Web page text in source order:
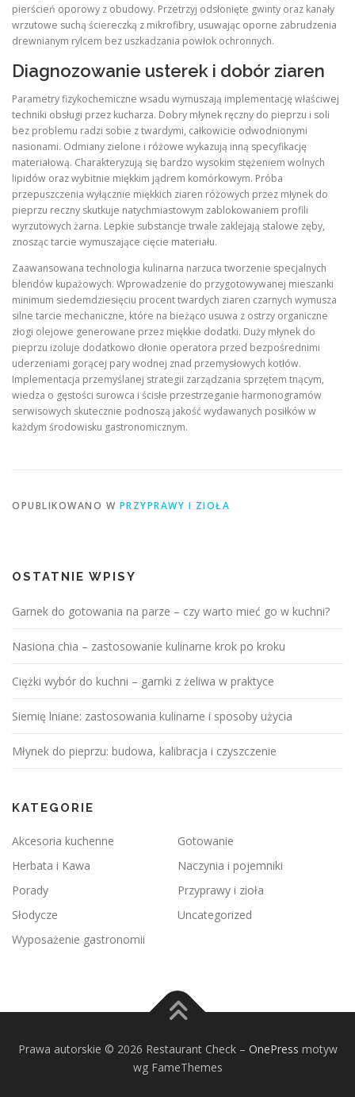
pierścień oporowy z obudowy. Przetrzyj odsłonięte gwinty oraz kanały
wrzutowe suchą ściereczką z mikrofibry, usuwając oporne zabrudzenia
drewnianym rylcem bez uszkadzania powłok ochronnych.
Diagnozowanie usterek i dobór ziaren
Parametry fizykochemiczne wsadu wymuszają implementację właściwej
techniki obsługi przez kucharza. Dobry młynek ręczny do pieprzu i soli
bez problemu radzi sobie z twardymi, całkowicie odwodnionymi
nasionami. Odmiany zielone i różowe wykazują inną specyfikację
materiałową. Charakteryzują się bardzo wysokim stężeniem wolnych
lipidów oraz wybitnie miękkim jądrem komórkowym. Próba
przepuszczenia wyłącznie miękkich ziaren różowych przez młynek do
pieprzu reczny skutkuje natychmiastowym zablokowaniem profili
wyrzutowych żarna. Lepkie substancje trwale zaklejają stalowe zęby,
znosząc tarcie wymuszające cięcie materiału.
Zaawansowana technologia kulinarna narzuca tworzenie specjalnych
blendów kupażowych. Wprowadzenie do przygotowywanej mieszanki
minimum siedemdziesięciu procent twardych ziaren czarnych wymusza
silne tarcie mechaniczne, które na bieżąco usuwa z ostrzy organiczne
złogi olejowe generowane przez miękkie dodatki. Duży młynek do
pieprzu izoluje dodatkowo dłonie operatora przed bezpośrednimi
uderzeniami gorącej pary wodnej znad przemysłowych kotłów.
Implementacja przemyślanej strategii zarządzania sprzętem tnącym,
wiedza o gęstości surowca i ścisłe przestrzeganie harmonogramów
serwisowych skutecznie podnoszą jakość wydawanych posiłków w
każdym środowisku gastronomicznym.
OPUBLIKOWANO W PRZYPRAWY I ZIOŁA
OSTATNIE WPISY
Garnek do gotowania na parze – czy warto mieć go w kuchni?
Nasiona chia – zastosowanie kulinarne krok po kroku
Ciężki wybór do kuchni – garnki z żeliwa w praktyce
Siemię lniane: zastosowania kulinarne i sposoby użycia
Młynek do pieprzu: budowa, kalibracja i czyszczenie
KATEGORIE
Akcesoria kuchenne
Gotowanie
Herbata i Kawa
Naczynia i pojemniki
Porady
Przyprawy i zioła
Słodycze
Uncategorized
Wyposażenie gastronomii
Prawa autorskie © 2026 Restaurant Check – OnePress motyw
wg FameThemes